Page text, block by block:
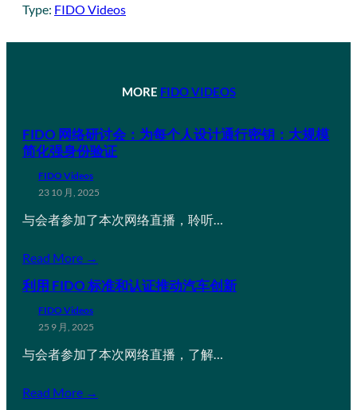
Type: FIDO Videos
MORE FIDO VIDEOS
FIDO 网络研讨会：为每个人设计通行密钥：大规模
简化强身份验证
FIDO Videos
23 10 月, 2025
与会者参加了本次网络直播，聆听…
Read More →
利用 FIDO 标准和认证推动汽车创新
FIDO Videos
25 9 月, 2025
与会者参加了本次网络直播，了解…
Read More →